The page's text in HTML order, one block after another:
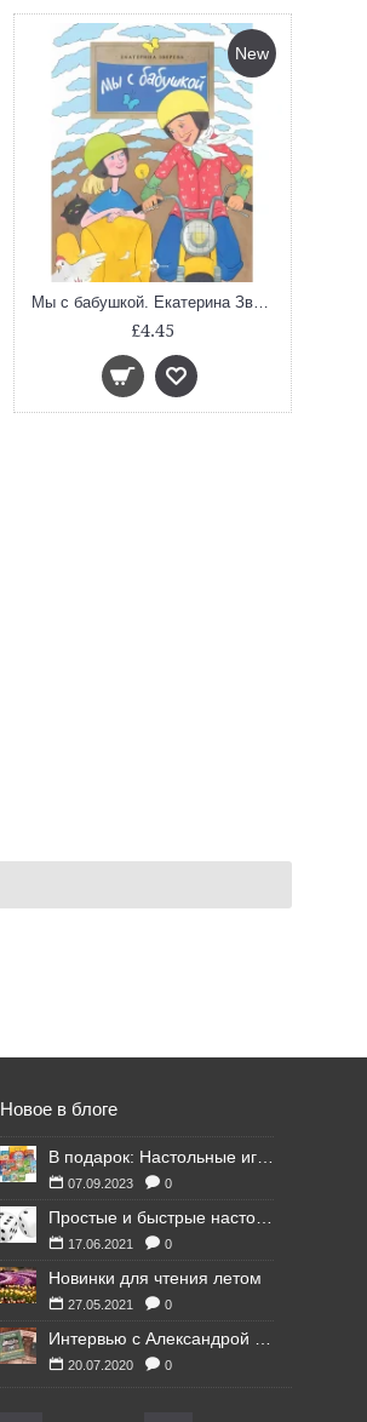
New
Мы с бабушкой. Екатерина Зверева. Настя и Никита
£4.45
Новое в блоге
07.09.2023 0
17.06.2021 0
Новинки для чтения летом
27.05.2021 0
20.07.2020 0